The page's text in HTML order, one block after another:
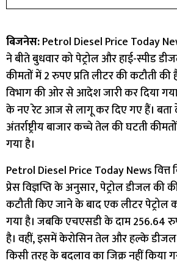
बिजनेस:Petrol Diesel Price Today
ने बीते बुधवार को पेट्रोल और हाई-स्पीड
कीमतों में 2 रुपए प्रति लीटर की कटौती की
विभाग की ओर से आदेश जारी कर​ दिया
के नए रेट आज से लागू कर दिए गए हैं।
अंतर्राष्ट्रीय बाजार कच्चे तेल की घटती
गया है।
Petrol Diesel Price Today News वित्त
प्रेस विज्ञप्ति के अनुसार, पेट्रोल डीजल की
कटौती किए जाने के बाद एक लीटर पेट्रोल
गया है। जबकि एचएसडी के दाम 256.64
है। वहीं, इसमें केरोसिन तेल और हल्के
किसी तरह के बदलाव का जिक्र नहीं किया